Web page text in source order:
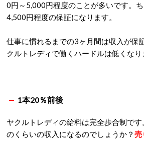
0円～5,000円程度のことが多いです。
4,500円程度の保証になります。
仕事に慣れるまでの3ヶ月間は収入が保
クルトレディで働くハードルは低くなり
1本20％前後
ヤクルトレディの給料は完全歩合制で
のくらいの収入になるのでしょうか？ 売